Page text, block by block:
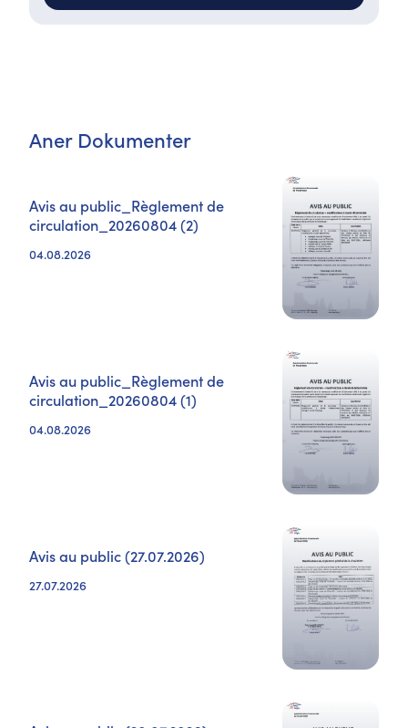
Aner Dokumenter
Avis au public_Règlement de
circulation_20260804 (2)
04.08.2026
Avis au public_Règlement de
circulation_20260804 (1)
04.08.2026
Avis au public (27.07.2026)
27.07.2026